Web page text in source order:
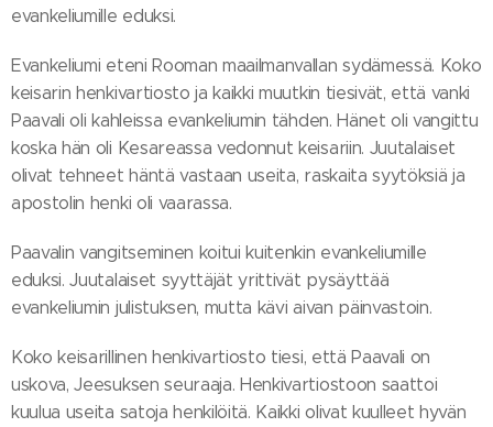
evankeliumille eduksi.
Evankeliumi eteni Rooman maailmanvallan sydämessä. Koko
keisarin henkivartiosto ja kaikki muutkin tiesivät, että vanki
Paavali oli kahleissa evankeliumin tähden. Hänet oli vangittu
koska hän oli Kesareassa vedonnut keisariin. Juutalaiset
olivat tehneet häntä vastaan useita, raskaita syytöksiä ja
apostolin henki oli vaarassa.
Paavalin vangitseminen koitui kuitenkin evankeliumille
eduksi. Juutalaiset syyttäjät yrittivät pysäyttää
evankeliumin julistuksen, mutta kävi aivan päinvastoin.
Koko keisarillinen henkivartiosto tiesi, että Paavali on
uskova, Jeesuksen seuraaja. Henkivartiostoon saattoi
kuulua useita satoja henkilöitä. Kaikki olivat kuulleet hyvän